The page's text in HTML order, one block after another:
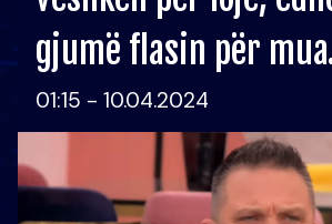
gjumë flasin për
01:15 - 10.04.2024